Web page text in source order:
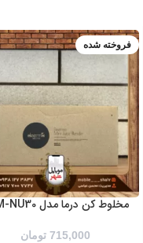
فروخته شده
مخلوط کن درما مدل DEM-NU30
715,000 تومان